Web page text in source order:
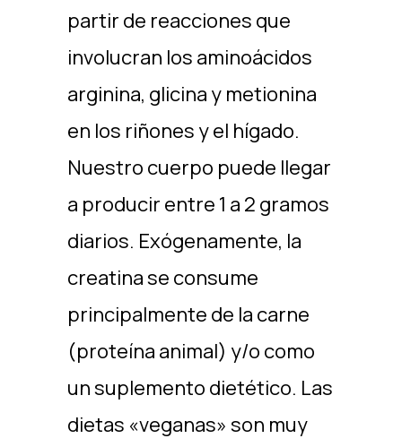
partir de reacciones que
involucran los aminoácidos
arginina, glicina y metionina
en los riñones y el hígado.
Nuestro cuerpo puede llegar
a producir entre 1 a 2 gramos
diarios. Exógenamente, la
creatina se consume
principalmente de la carne
(proteína animal) y/o como
un suplemento dietético. Las
dietas «veganas» son muy